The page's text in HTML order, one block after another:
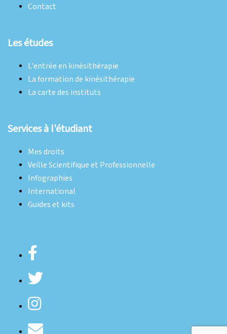
Contact
Les études
L'entrée en kinésithérapie
La formation de kinésithérapie
La carte des instituts
Services à l'étudiant
Mes droits
Veille Scientifique et Professionnelle
Infographies
International
Guides et kits